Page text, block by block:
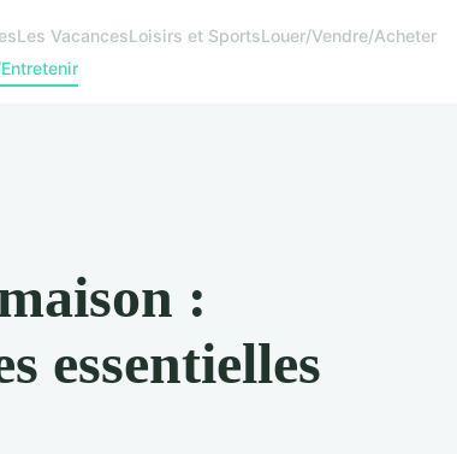
Les VacancesLoisirs et SportsLouer/Vendre/Acheter
:
essentielles